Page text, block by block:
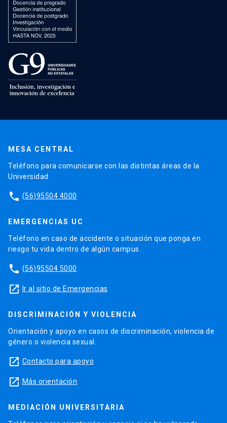
MESA CENTRAL
Teléfono para comunicarse con las distintas áreas de la
Universidad.
phone (56)95504 4000
EMERGENCIAS UC
Teléfono en caso de accidente o situación que ponga en
riesgo tu vida dentro de algún campus.
phone (56)95504 5000
launch Ir al sitio de Emergencias
DISCRIMINACIÓN Y VIOLENCIA
Orientación y apoyo en casos de discriminación, violencia de
género o violencia sexual.
launch Contacto para apoyo
launch Más orientación
MEDIACIÓN UNIVERSITARIA